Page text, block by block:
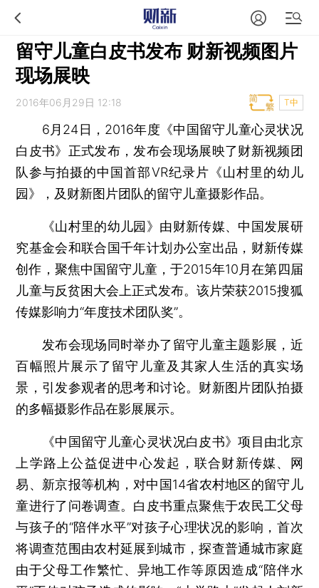
留守儿童白皮书发布 财新视频图片
现场展映
2016年06月29日 12:18 T中
6月24日，2016年度《中国留守儿童心灵状况
白皮书》正式发布，发布会现场展映了财新视频团
队参与拍摄的中国首部VR纪录片《山村里的幼儿
园》，及财新图片团队的留守儿童摄影作品。
《山村里的幼儿园》由财新传媒、中国发展研
究基金会和联合国千年计划办公室出品，财新传媒
创作，聚焦中国留守儿童，于2015年10月在第四届
儿童与反贫困大会上正式发布。该片荣获2015搜狐
传媒影响力“年度技术团队奖”。
发布会现场同时举办了留守儿童主题影展，近
百幅照片展示了留守儿童及其家人生活的真实场
景，引发参观者的思考和讨论。财新图片团队拍摄
的多幅摄影作品在影展展示。
《中国留守儿童心灵状况白皮书》项目由北京
上学路上公益促进中心发起，联合财新传媒、网
易、新京报等机构，对中国14省农村地区的留守儿
童进行了问卷调查。白皮书重点聚焦于农民工父母
与孩子的“陪伴水平”对孩子心理状况的影响，首次
将调查范围由农村延展到城市，探查普通城市家庭
由于父母工作繁忙、异地工作等原因造成“陪伴水